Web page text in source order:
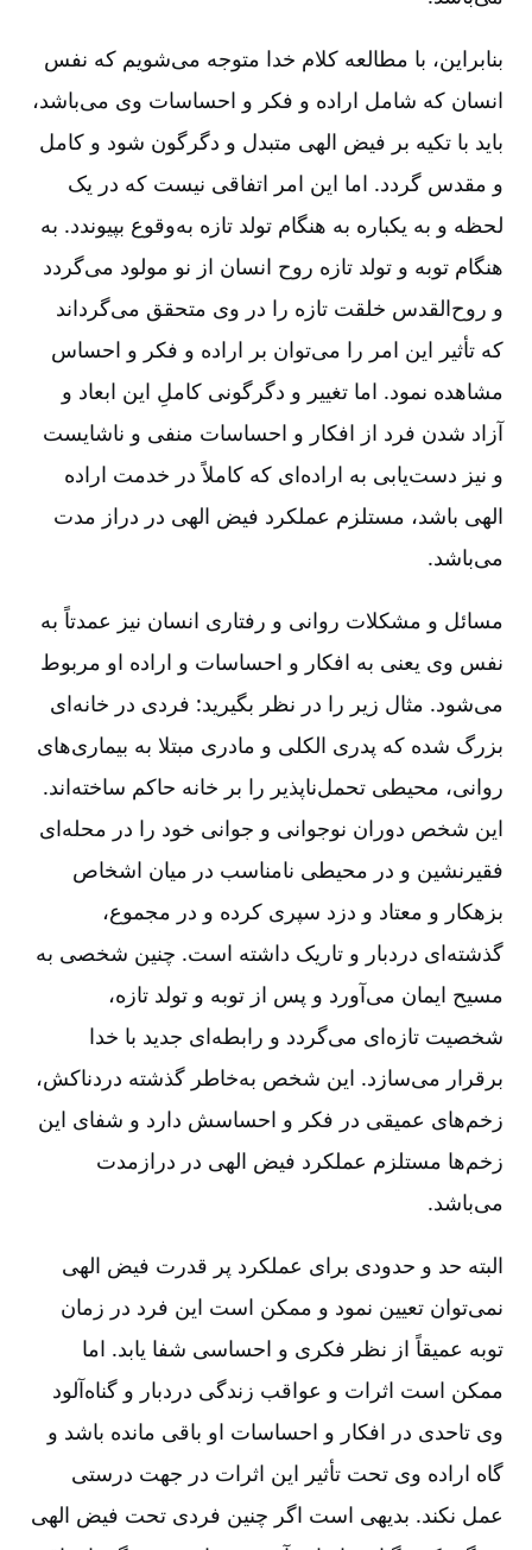
بنابراین‌، با مطالعه کلام خدا متوجه می‌شویم که نفس
انسان که شامل اراده و فکر و احساسات وی می‌باشد،
باید با تکیه بر فیض الهی متبدل و دگرگون شود و کامل
و مقدس گردد. اما این امر اتفاقی نیست که در یک
لحظه و به یکباره به هنگام تولد تازه به‌وقوع بپیوندد. به
هنگام توبه و تولد تازه روح انسان از نو مولود می‌گردد
و روح‌القدس خلقت تازه را در وی متحقق می‌گرداند
که تأثیر این امر را می‌توان بر اراده و فکر و احساس
مشاهده نمود. اما تغییر و دگرگونی کاملِ این ابعاد و
آزاد شدن فرد از افکار و احساسات منفی و ناشایست
و نیز دست‌یابی به اراده‌ای که کاملاً در خدمت اراده
الهی باشد، مستلزم عملکرد فیض الهی در دراز مدت
می‌باشد.
مسائل و مشکلات روانی و رفتاری انسان نیز عمدتاً به
نفس وی یعنی به افکار و احساسات و اراده او مربوط
می‌شود. مثال زیر را در نظر بگیرید:‌ فردی در خانه‌ای
بزرگ شده که پدری الکلی و مادری مبتلا به بیماری‌های
روانی‌، محیطی تحمل‌ناپذیر را بر خانه حاکم ساخته‌اند.
این شخص دوران نوجوانی و جوانی خود را در محله‌ای
فقیرنشین و در محیطی نامناسب در میان اشخاص
بزهکار و معتاد و دزد سپری کرده و در مجموع‌،
گذشته‌ای دردبار و تاریک داشته است‌. چنین شخصی به
مسیح ایمان می‌آورد و پس از توبه و تولد تازه‌،
شخصیت تازه‌ای می‌گردد و رابطه‌ای جدید با خدا
برقرار می‌سازد. این شخص به‌خاطر گذشته دردناکش‌،
زخم‌های عمیقی در فکر و احساسش دارد و شفای این
زخم‌ها مستلزم عملکرد فیض الهی در درازمدت
می‌باشد.
البته حد و حدودی برای عملکرد پر قدرت فیض الهی
نمی‌توان تعیین نمود و ممکن است این فرد در زمان
توبه عمیقاً از نظر فکری و احساسی شفا یابد. اما
ممکن است اثرات و عواقب زندگی دردبار و گناه‌آلود
وی تاحدی در افکار و احساسات او باقی مانده باشد و
گاه اراده وی تحت تأثیر این اثرات در جهت درستی
عمل نکند. بدیهی است اگر چنین فردی تحت فیض الهی